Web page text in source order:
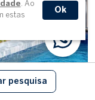
. Ao
estas
Ok
pesquisa